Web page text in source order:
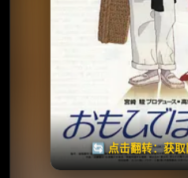
🔄 点击翻转：获
🧧️
天天领红包